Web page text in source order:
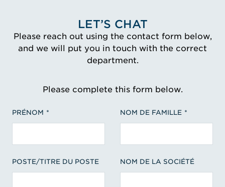
LET’S CHAT
Please reach out using the contact form below,
and we will put you in touch with the correct
department.
Please complete this form below.
PRÉNOM NOM DE FAMILLE
POSTE/TITRE DU POSTE NOM DE LA SOCIÉTÉ